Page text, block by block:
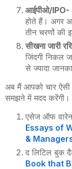
आईपीओ/IPO-
होते हैं। अगर
तीन चरणों की
सीखना जारी
जिंदगी निकल
से ज्यादा
अब मैं आपको चार ऐसी
समझने में मदद करेंगी।
एसेज ऑफ
Essays of
&
द लिटिल बुक
Book that